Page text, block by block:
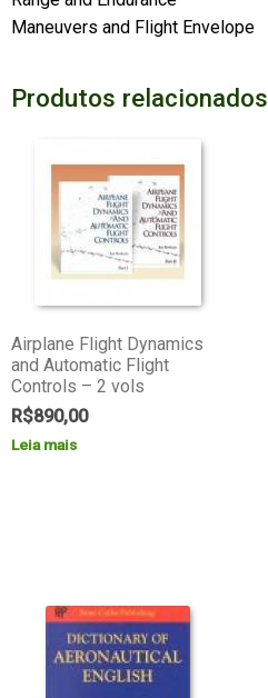
Maneuvers and Flight Envelope
Produtos relacionados
Airplane Flight Dynamics
and Automatic Flight
Controls – 2 vols
R$890,00
Leia mais